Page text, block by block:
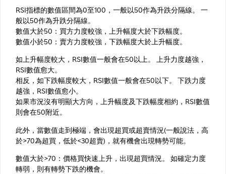
RSI指標的數值區間為0至100，一般以50作為升跌分隔線。 一
般以50作為升跌分隔線。
數值大於50：買方力度較強，上升幅度大於下跌幅度。
數值小於50：賣方力度較強，下跌幅度大於上升幅度。
如上升幅度較大，RSI數值一般會在50以上。 上升力度越強，
RSI數值愈大。
相反，如下跌幅度較大，RSI數值一般會在50以下。 下跌力度
越強，RSI數值愈小。
如果市況沒有明顯大方向，上升幅度及下跌幅度相約，RSI數值
則會在50附近。
此外，當數值走到極端，會出現超買或超賣情況(一般說法，高
於>70為超買，低於<30超賣)，就有機會出現轉勢可能。
數值大於>70：價格買快速上升，出現超買情況。 如確定力度
轉弱，則有轉勢下跌的機會。